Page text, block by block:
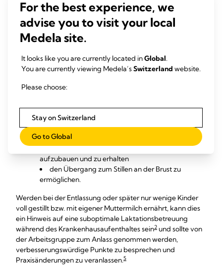
Werden bei der Entlassung oder später nur wenige Kinder
voll gestillt bzw. mit eigener Muttermilch, kann dies ein
Hinweis auf eine suboptimale Laktationsbetreuung
während des Krankenhausaufenthaltes sein
verbesserungswürdige Punkte zu besprechen und
Praxisänderungen zu veranlassen.5
Anbieten einer fortlaufenden
Evaluieren der Interventionen zur Unterstützung von
Müttern deren Kinder auf der neonatologischen
Intensivstationen liegen, um:
die Milchproduktion effektiv zu initiieren,
aufzubauen und zu erhalten
den Übergang zum Stillen an der Brust zu
ermöglichen.
Werden bei der Entlassung oder später nur wenige Kinder
voll gestillt bzw. mit eigener Muttermilch ernährt, kann dies
ein Hinweis auf eine suboptimale Laktationsbetreuung
während des Krankenhausaufenthaltes sein2 und sollte von
der Arbeitsgruppe zum Anlass genommen werden,
verbesserungswürdige Punkte zu besprechen und
Praxisänderungen zu veranlassen.5
For the best experience, we
advise you to visit your local
Medela site.
It looks like you are currently located inGlobal.
You are currently viewing Medela’sSwitzerland website.
Please choose:
Stay on Switzerland
Go to Global